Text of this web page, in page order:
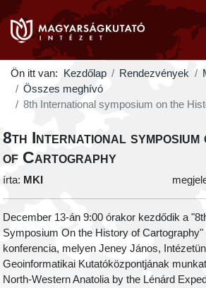
Ön itt van: Kezdőlap Rendezvények
Összes meghívó
8th International symposium on the
8th International
of Cartography
írta: MKI
December 13-án 9:00 órakor kezdődik a
Symposium On the History of Cartography"
konferencia, melyen Jeney János,
Geoinformatikai Kutatóközpontjának
North-Western Anatolia by the Lénárd